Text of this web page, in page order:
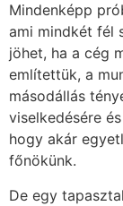
Mindenképp
ami mindkét fél
jöhet, ha a cég
említettük, a
másodállás
viselkedésére
hogy akár
főnökünk.
De egy